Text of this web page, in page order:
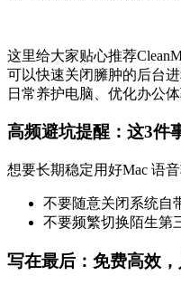
这里给大家贴心推荐
可以快速关闭臃肿的后台
日常养护电脑、优化办公体
高频避坑提醒：这3件
想要长期稳定用好Mac 语
不要随意关闭系统自
不要频繁切换陌生第
写在最后：免费高效